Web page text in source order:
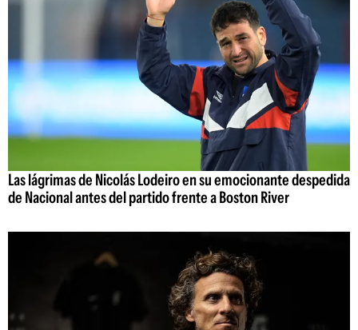
Las lágrimas de Nicolás Lodeiro en su emocionante despedida
de Nacional antes del partido frente a Boston River